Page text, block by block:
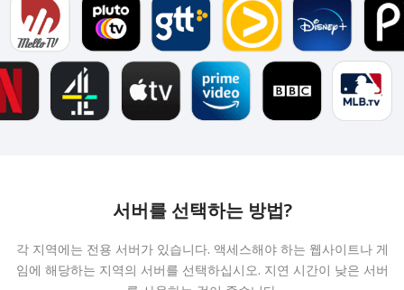
서버를 선택하는 방법?
각 지역에는 전용 서버가 있습니다. 액세스해야 하는 웹사이트나 게
임에 해당하는 지역의 서버를 선택하십시오. 지연 시간이 낮은 서버